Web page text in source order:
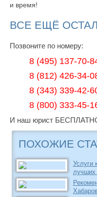
и время!
ВСЕ ЕЩЁ
Позвоните по номеру:
8 (495) 137-70-
8 (812) 426-34-
8 (343) 339-42-
8 (800) 333-45-
И наш юрист БЕСПЛАТНО
ПОХОЖИЕ
Услуги
лучших